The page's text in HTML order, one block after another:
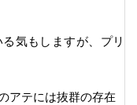
気もしますが、プリ
アテには抜群の存在